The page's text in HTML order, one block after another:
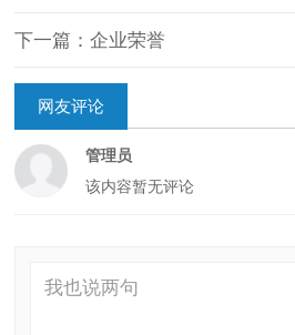
下一篇：企业荣誉
网友评论
管理员
该内容暂无评论